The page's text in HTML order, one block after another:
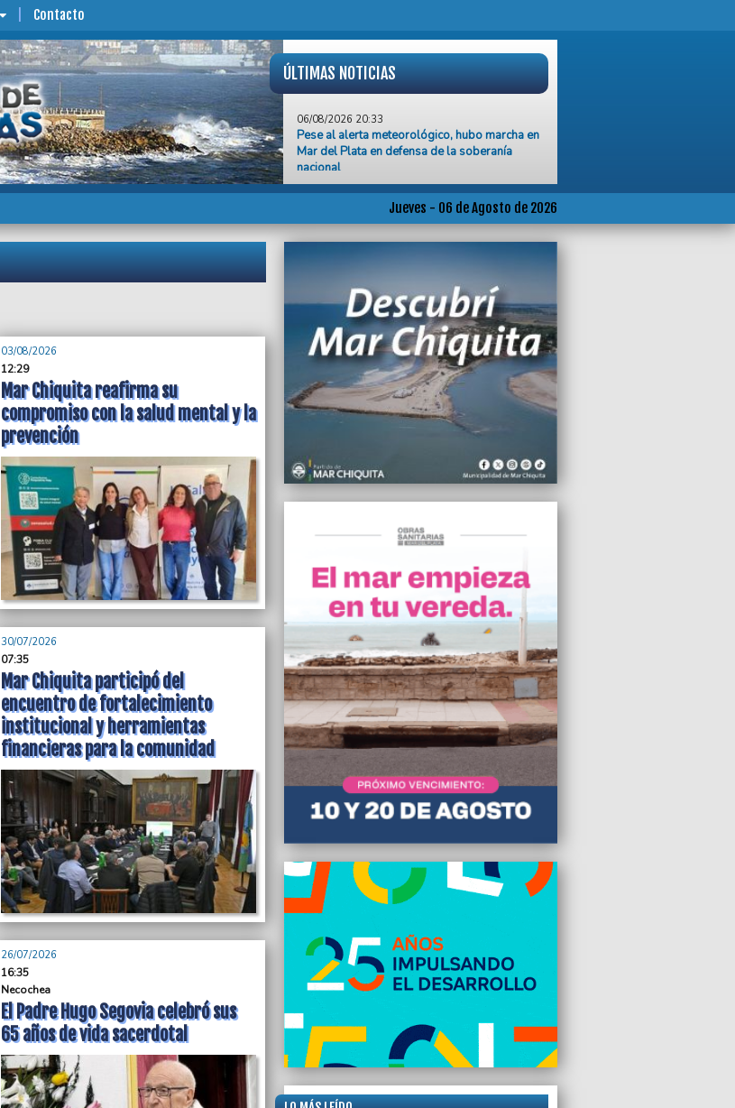
Contacto
ÚLTIMAS NOTICIAS
06/08/2026 20:33
Pese al alerta meteorológico, hubo marcha en
Mar del Plata en defensa de la soberanía
nacional
Toledo abonó solo el 40% de los salarios y el
SECZA se declara en estado de alerta y
movilización
tragedia frente al Skatepark no estaba apto
para circular
06/08/2026 14:02
Marcos Gutiérrez participó del encuentro
federal,Inversiones Logísticas para Puertos,
organizado por el CFI
Obras de agua y cloaca para el barrio El
Martillo
06/08/2026 13:25
El fuerte temporal dejó calles anegadas,
barrios de Mar del Plata
06/08/2026 12:40
Rompió la puerta de vidrio de un comercio en
pleno centro y escapó con prendas de vestir
06/08/2026 12:31
Crece la morosidad en colegios privados
bonaerenses
06/08/2026 10:30
Carrancio asumió la Vicepresidencia de la
Comisión de Asuntos Municipales de
Diputados
06/08/2026 08:33
Víctor Santa María encabezará en Miramar el
tercer plenario provincial de Peronismo por la
Jueves - 06 de Agosto de 2026
03/08/2026
12:29
Mar Chiquita reafirma su
compromiso con la salud mental y la
prevención
30/07/2026
07:35
Mar Chiquita participó del
encuentro de fortalecimiento
institucional y herramientas
financieras para la comunidad
26/07/2026
16:35
Necochea
El Padre Hugo Segovia celebró sus
65 años de vida sacerdotal